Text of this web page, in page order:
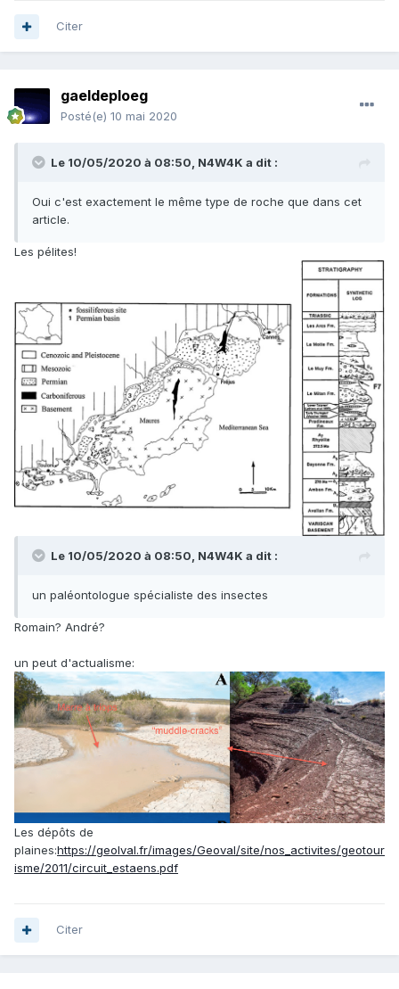
Citer
gaeldeploeg
Posté(e) 10 mai 2020
Le 10/05/2020 à 08:50, N4W4K a dit :
Oui c'est exactement le même type de roche que dans cet
article.
Les pélites!
Le 10/05/2020 à 08:50, N4W4K a dit :
un paléontologue spécialiste des insectes
Romain? André?
un peut d'actualisme:
Les dépôts de
plaines:https://geolval.fr/images/Geoval/site/nos_activites/geotour
isme/2011/circuit_estaens.pdf
Citer